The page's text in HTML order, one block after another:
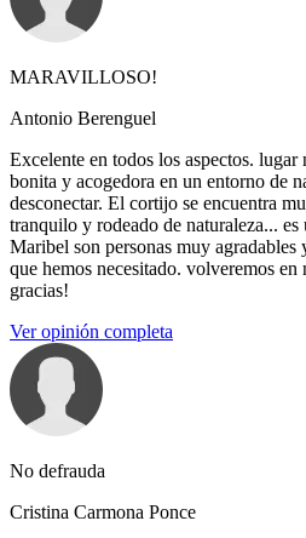
MARAVILLOSO!
Antonio Berenguel
Excelente en todos los aspectos.
bonita y acogedora en un entorno de
desconectar. El cortijo se encuentra
tranquilo y rodeado de naturaleza...
Maribel son personas muy
que hemos necesitado. volveremos en
gracias!
Ver opinión completa
No defrauda
Cristina Carmona Ponce